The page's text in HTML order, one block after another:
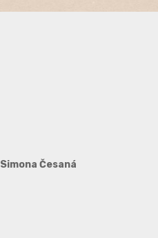
Simona Česaná